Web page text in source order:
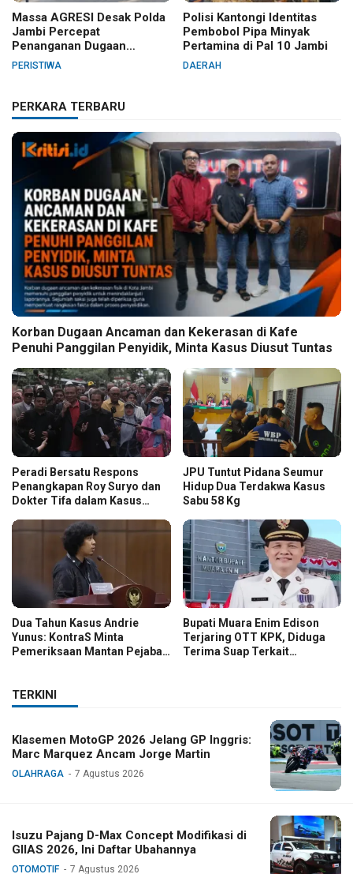
Massa AGRESI Desak Polda
Jambi Percepat
Penanganan Dugaan
Pelanggaran Hak Cipta Buku
PERISTIWA
Polisi Kantongi Identitas
Pembobol Pipa Minyak
Pertamina di Pal 10 Jambi
DAERAH
PERKARA TERBARU
Korban Dugaan Ancaman dan Kekerasan di Kafe
Penuhi Panggilan Penyidik, Minta Kasus Diusut Tuntas
Peradi Bersatu Respons
Penangkapan Roy Suryo dan
Dokter Tifa dalam Kasus
JPU Tuntut Pidana Seumur
Hidup Dua Terdakwa Kasus
Sabu 58 Kg
Dua Tahun Kasus Andrie
Yunus: KontraS Minta
Pemeriksaan Mantan Pejabat
Bupati Muara Enim Edison
Terjaring OTT KPK, Diduga
Terima Suap Terkait
TERKINI
Klasemen MotoGP 2026 Jelang GP Inggris:
Marc Marquez Ancam Jorge Martin
OLAHRAGA 7 Agustus 2026
Isuzu Pajang D-Max Concept Modifikasi di
GIIAS 2026, Ini Daftar Ubahannya
OTOMOTIF 7 Agustus 2026